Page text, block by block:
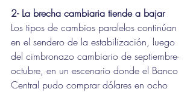
2- La brecha cambiaria tiende a bajar
Los tipos de cambios paralelos continúan
en el sendero de la estabilización, luego
del cimbronazo cambiario de septiembre-
octubre, en un escenario donde el Banco
Central pudo comprar dólares en ocho